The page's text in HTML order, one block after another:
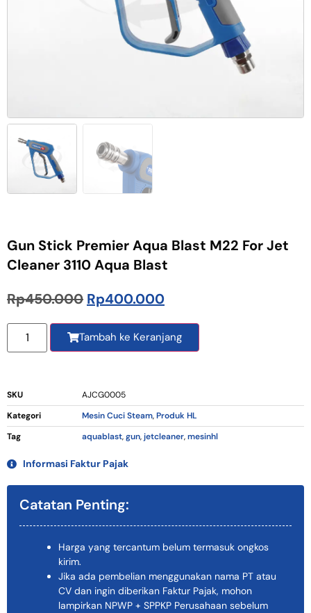
Gun Stick Premier Aqua Blast M22 For Jet
Cleaner 3110 Aqua Blast
Rp450.000 Rp400.000
Tambah ke Keranjang
SKU
AJCG0005
Kategori
Mesin Cuci Steam,Produk HL
Tag
aquablast,gun,jetcleaner,mesinhl
Informasi Faktur Pajak
Catatan Penting:
Harga yang tercantum belum termasuk ongkos
kirim.
Jika ada pembelian menggunakan nama PT atau
CV dan ingin diberikan Faktur Pajak, mohon
lampirkan NPWP + SPPKP Perusahaan sebelum